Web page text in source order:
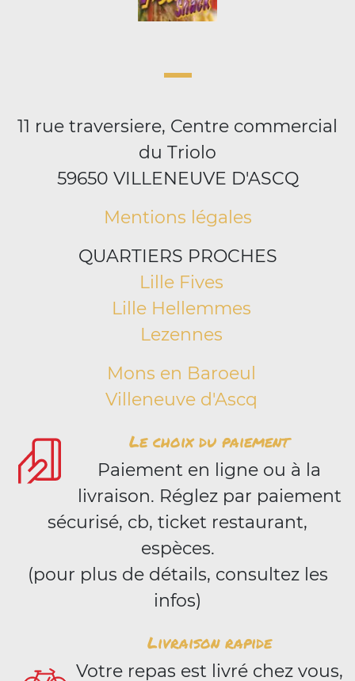
11 rue traversiere, Centre commercial
du Triolo
59650 VILLENEUVE D'ASCQ
Mentions légales
QUARTIERS PROCHES
Lille Fives
Lille Hellemmes
Lezennes
Mons en Baroeul
Villeneuve d'Ascq
Le choix du paiement
Paiement en ligne ou à la
livraison. Réglez par paiement
sécurisé, cb, ticket restaurant,
espèces.
(pour plus de détails, consultez les
infos)
Livraison rapide
Votre repas est livré chez vous,